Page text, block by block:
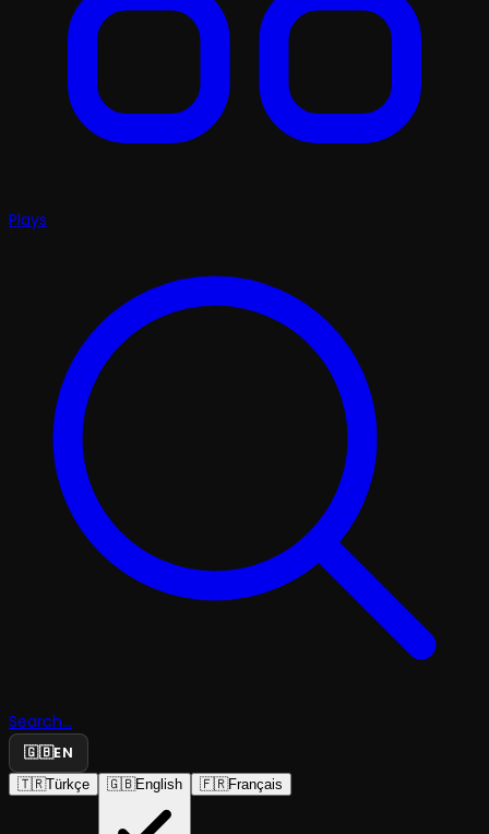
Plays
Search...
🇬🇧EN
🇹🇷Türkçe 🇬🇧English 🇫🇷Français